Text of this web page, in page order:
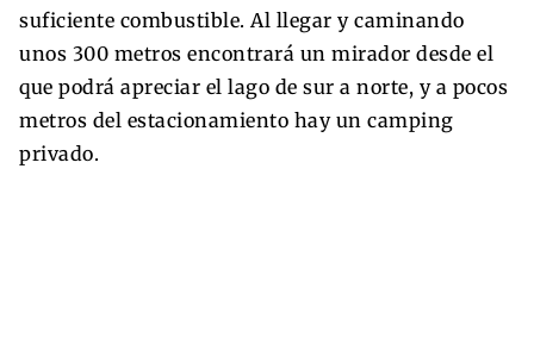
suficiente combustible. Al llegar y caminando
unos 300 metros encontrará un mirador desde el
que podrá apreciar el lago de sur a norte, y a pocos
metros del estacionamiento hay un camping
privado.